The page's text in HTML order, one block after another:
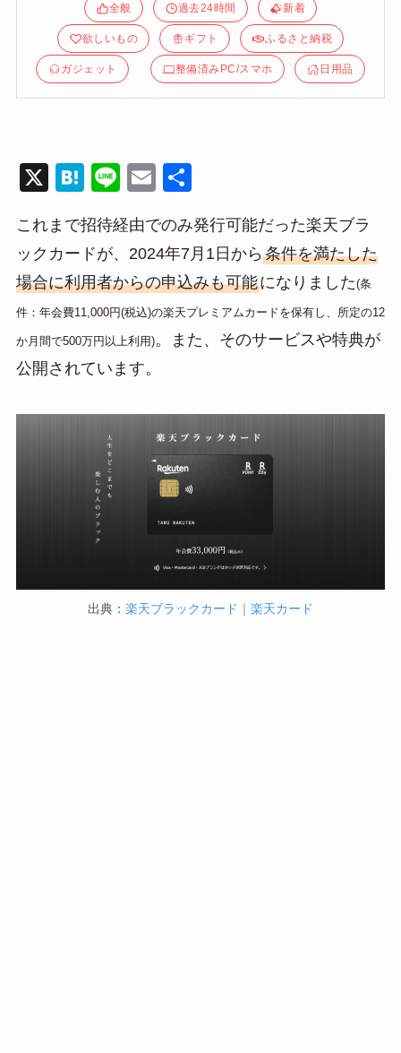
全般 過去24時間 新着
欲しいもの ギフト ふるさと納税
ガジェット 整備済みPC/スマホ 日用品
X
H
e
n
a
Li
e
E
ail
これまで招待経由でのみ発行可能だった楽天ブラ
ックカードが、2024年7月1日から 条件を満たした
場合に利用者からの申込みも可能になりました(条
件：年会費11,000円(税込)の楽天プレミアムカードを保有し、所定の12
か月間で500万円以上利用)。また、そのサービスや特典が
公開されています。
出典： 楽天ブラックカード｜楽天カード